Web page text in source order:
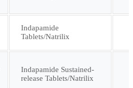
Indapamide
Tablets/Natrilix
Indapamide Sustained-
release Tablets/Natrilix